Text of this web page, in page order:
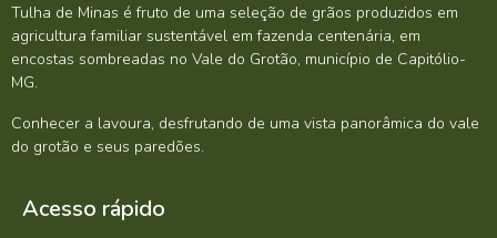
Tulha de Minas é fruto de uma seleção de grãos produzidos em
agricultura familiar sustentável em fazenda centenária, em
encostas sombreadas no Vale do Grotão, município de Capitólio-
MG.
Conhecer a lavoura, desfrutando de uma vista panorâmica do vale
do grotão e seus paredões.
Acesso rápido